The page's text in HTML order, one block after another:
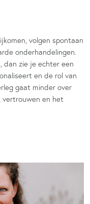
volgen spontaan
onderhandelingen.
dan zie je echter een
en de rol van
gaat minder over
vertrouwen en het